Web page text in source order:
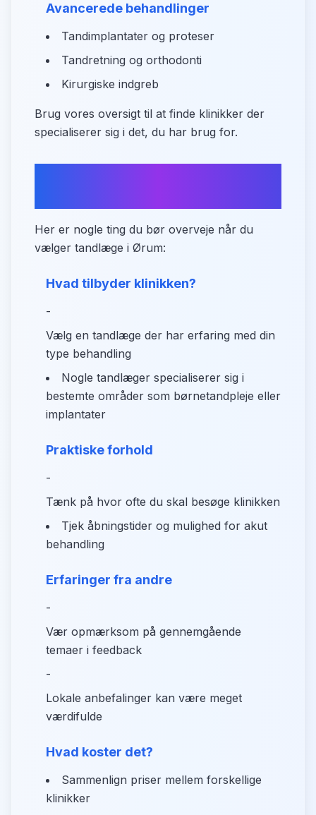
Avancerede behandlinger
Tandimplantater og proteser
Tandretning og orthodonti
Kirurgiske indgreb
Brug vores oversigt til at finde klinikker der
specialiserer sig i det, du har brug for.
Her er nogle ting du bør overveje når du
vælger tandlæge i Ørum:
Hvad tilbyder klinikken?
-
Vælg en tandlæge der har erfaring med din
type behandling
Nogle tandlæger specialiserer sig i
bestemte områder som børnetandpleje eller
implantater
Praktiske forhold
-
Tænk på hvor ofte du skal besøge klinikken
Tjek åbningstider og mulighed for akut
behandling
Erfaringer fra andre
-
Vær opmærksom på gennemgående
temaer i feedback
-
Lokale anbefalinger kan være meget
værdifulde
Hvad koster det?
Sammenlign priser mellem forskellige
klinikker